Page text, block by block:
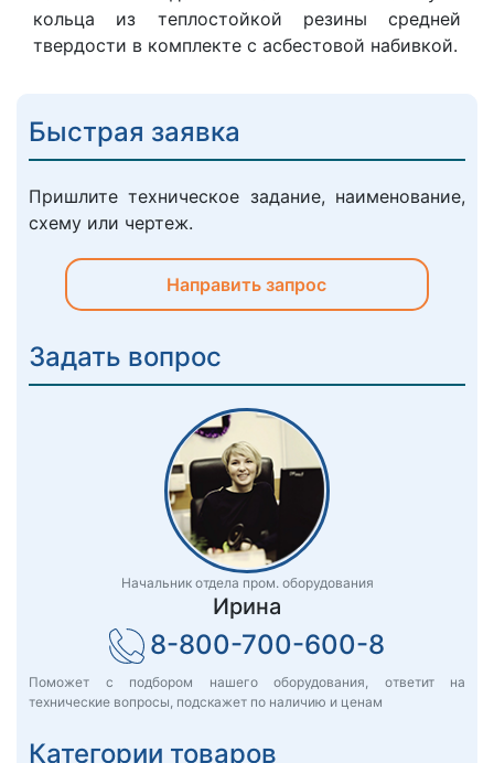
кольца из теплостойкой резины средней
твердости в комплекте с асбестовой набивкой.
Быстрая заявка
Пришлите техническое задание, наименование,
схему или чертеж.
Направить запрос
Задать вопрос
Начальник отдела пром. оборудования
Ирина
8-800-700-600-8
Поможет с подбором нашего оборудования, ответит на
технические вопросы, подскажет по наличию и ценам
Категории товаров